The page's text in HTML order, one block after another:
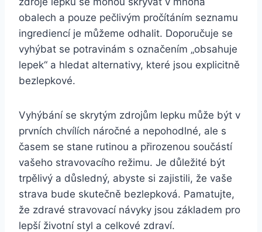
obalech a pouze pečlivým pročítáním seznamu
ingrediencí je můžeme odhalit. Doporučuje se
vyhýbat se potravinám s označením „obsahuje
lepek“ a hledat alternativy, které jsou explicitně
bezlepkové.
Vyhýbání se skrytým zdrojům lepku může být v
prvních chvílích náročné a nepohodlné, ale s
časem se stane rutinou a přirozenou součástí
vašeho stravovacího režimu. Je důležité být
trpělivý a důsledný, abyste si zajistili, že vaše
strava bude skutečně bezlepková. Pamatujte,
že zdravé stravovací návyky jsou základem pro
lepší životní styl a celkové zdraví.